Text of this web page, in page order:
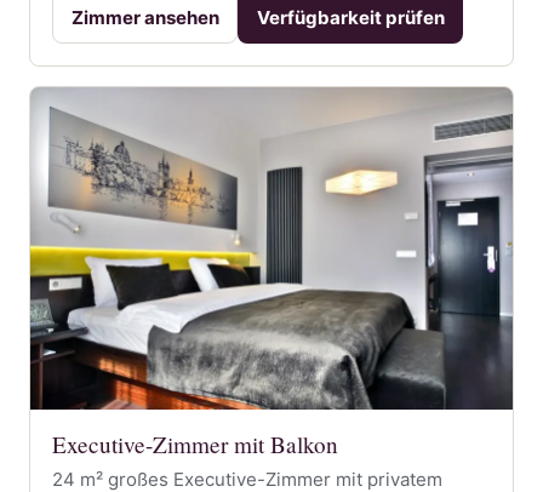
Zimmer ansehen Verfügbarkeit prüfen
Executive-Zimmer mit Balkon
24 m² großes Executive-Zimmer mit privatem